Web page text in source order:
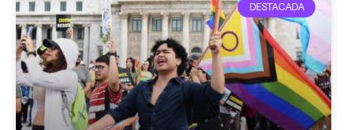
DESTACADA